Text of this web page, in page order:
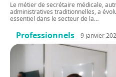
Le métier de secrétaire médicale,
administratives traditionnelles, a
essentiel dans le secteur de la…
Professionnels 9 janvier